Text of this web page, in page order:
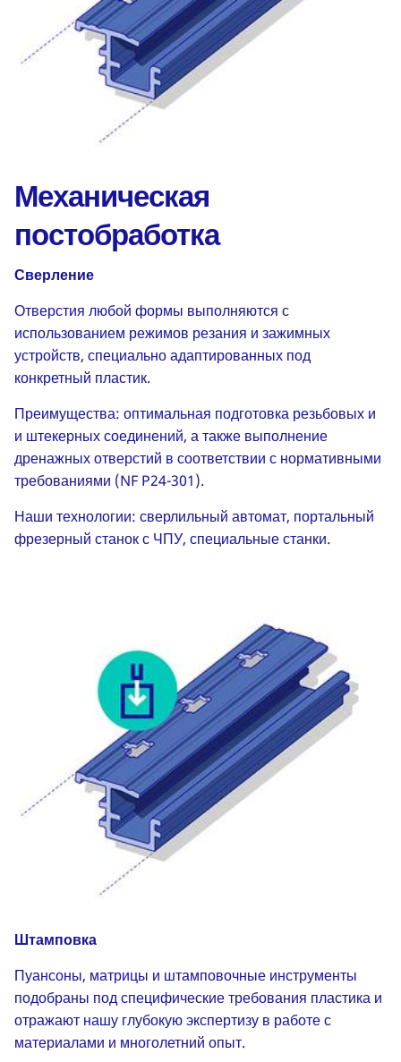
Механическая
постобработка
Сверление
Отверстия любой формы выполняются с
использованием режимов резания и зажимных
устройств, специально адаптированных под
конкретный пластик.
Преимущества: оптимальная подготовка резьбовых и
и штекерных соединений, а также выполнение
дренажных отверстий в соответствии с нормативными
требованиями (NF P24-301).
Наши технологии: сверлильный автомат, портальный
фрезерный станок с ЧПУ, специальные станки.
Штамповка
Пуансоны, матрицы и штамповочные инструменты
подобраны под специфические требования пластика и
отражают нашу глубокую экспертизу в работе с
материалами и многолетний опыт.